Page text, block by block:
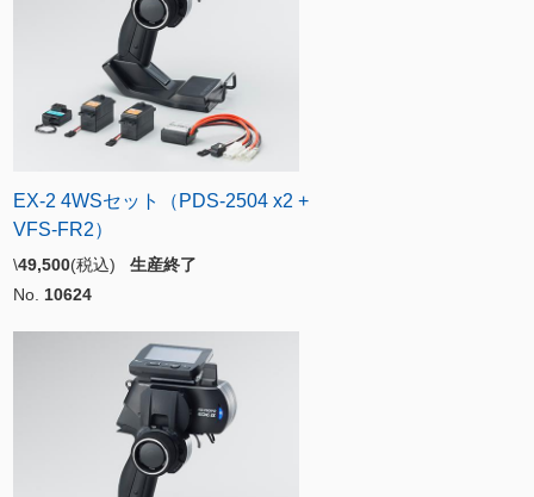
EX-2 4WSセット（PDS-2504 x2 +
VFS-FR2）
\49,500(税込) 生産終了
No. 10624